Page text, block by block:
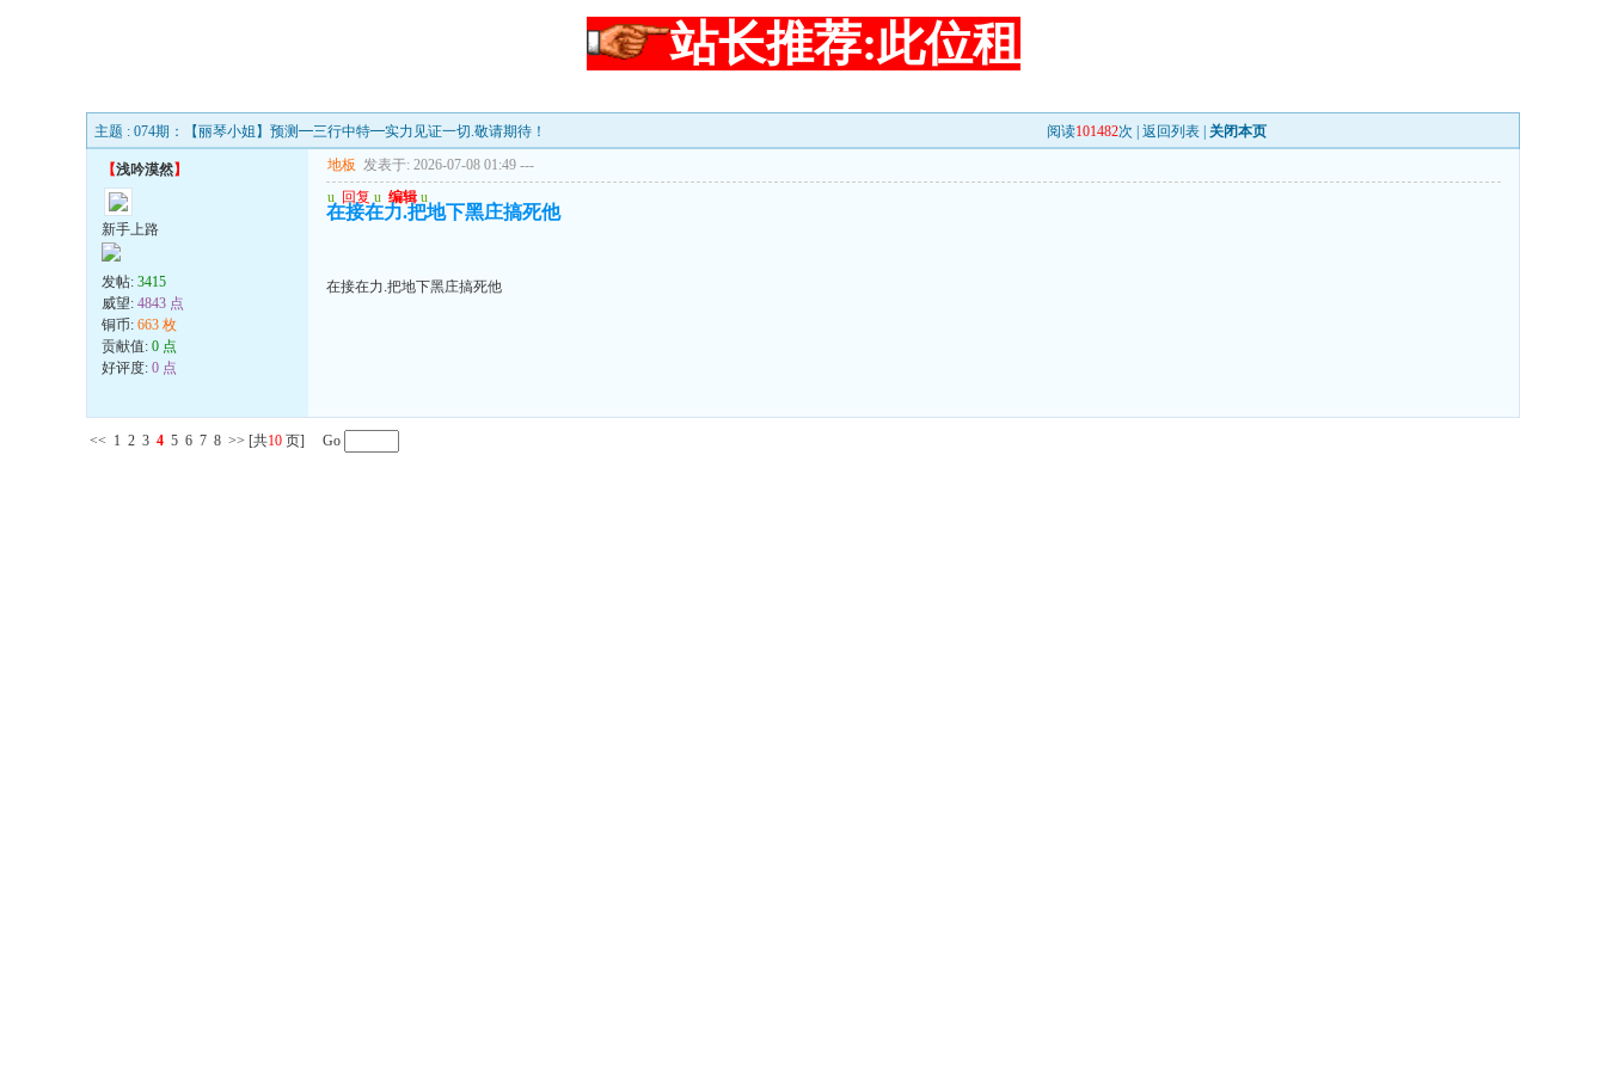
站长推荐:此位租
主题 : 074期：【丽琴小姐】预测━三行中特━实力见证一切.敬请期待！ 阅读101482次 | 返回列表 关闭本页
【浅吟漠然】
新手上路
发帖: 3415
威望: 4843 点
铜币: 663 枚
贡献值: 0 点
好评度: 0 点
地板 发表于: 2026-07-08 01:49 ---
u 回复 u 编辑 u
在接在力.把地下黑庄搞死他
在接在力.把地下黑庄搞死他
<< 1 2 3 4 5 6 7 8 >> [共10 页] Go